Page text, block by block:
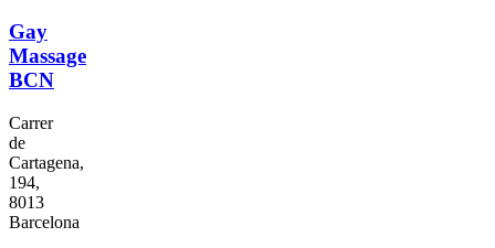
Gay
Massage
BCN
Carrer
de
Cartagena,
194,
8013
Barcelona